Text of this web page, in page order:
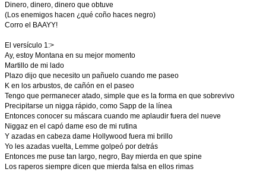
Dinero, dinero, dinero que obtuve
(Los enemigos hacen ¿qué coño haces negro)
Corro el BAAYY!
El versículo 1:>
Ay, estoy Montana en su mejor momento
Martillo de mi lado
Plazo dijo que necesito un pañuelo cuando me paseo
K en los arbustos, de cañón en el paseo
Tengo que permanecer atado, simple que es la forma en que sobrevivo
Precipitarse un nigga rápido, como Sapp de la línea
Entonces conocer su máscara cuando me aplaudir fuera del nueve
Niggaz en el capó dame eso de mi rutina
Y azadas en cabeza dame Hollywood fuera mi brillo
Yo les azadas vuelta, Lemme golpeó por detrás
Entonces me puse tan largo, negro, Bay mierda en que spine
Los raperos siempre dicen que mierda falsa en ellos rimas